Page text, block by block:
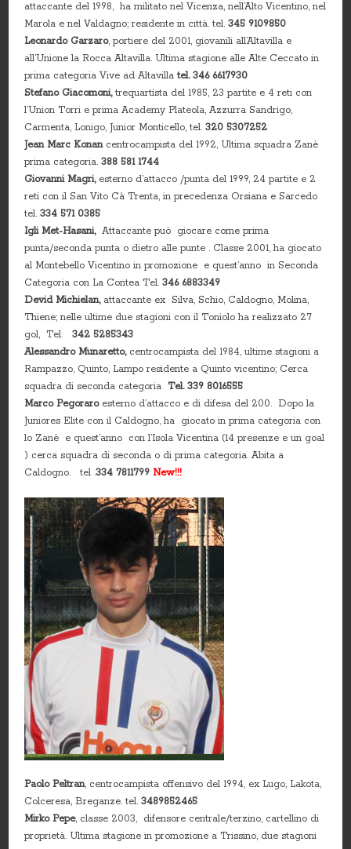
attaccante del 1998, ha militato nel Vicenza, nell’Alto Vicentino, nel
Marola e nel Valdagno; residente in città. tel.345 9109850
Leonardo Garzaro, portiere del 2001, giovanili all’Altavilla e
all’Unione la Rocca Altavilla. Ultima stagione alle Alte Ceccato in
prima categoria Vive ad Altavilla tel. 346 6617930
Stefano Giacomoni,trequartista del 1985, 23 partite e 4 reti con
l’Union Torri e prima Academy Plateola, Azzurra Sandrigo,
Carmenta, Lonigo, Junior Monticello, tel.320 5307252
Jean Marc Konan centrocampista del 1992, Ultima squadra Zanè
prima categoria. 388 581 1744
Giovanni Magri,esterno d’attacco /punta del 1999, 24 partite e 2
reti con il San Vito Cà Trenta, in precedenza Orsiana e Sarcedo
tel.334 571 0385
Igli Met-Hasani,Attaccante può giocare come prima
punta/seconda punta o dietro alle punte . Classe 2001, ha giocato
al Montebello Vicentino in promozione e quest’anno in Seconda
Categoria con La Contea Tel. 346 6883349
Devid Michielan, attaccante ex Silva, Schio, Caldogno, Molina,
Thiene; nelle ultime due stagioni con il Toniolo ha realizzato 27
gol, Tel.
342 5285343
Alessandro Munaretto, centrocampista del 1984, ultime stagioni a
Rampazzo, Quinto, Lampo residente a Quinto vicentino; Cerca
squadra di seconda categoria Tel. 339 8016555
Marco Pegoraro esterno d’attacco e di difesa del 200. Dopo la
Juniores Elite con il Caldogno, ha giocato in prima categoria con
lo Zanè e quest’anno con l’Isola Vicentina (14 presenze e un goal
) cerca squadra di seconda o di prima categoria. Abita a
Caldogno. tel .334 7811799New!!!
Paolo Peltran, centrocampista offensivo del 1994, ex Lugo, Lakota,
Colceresa, Breganze. tel.3489852465
Mirko Pepe, classe 2003, difensore centrale/terzino, cartellino di
proprietà. Ultima stagione in promozione a Trissino, due stagioni